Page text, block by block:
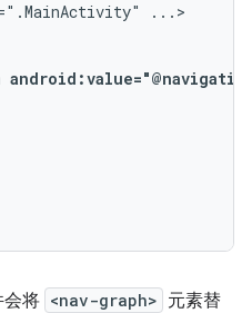
会将 <nav-graph> 元素替